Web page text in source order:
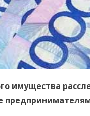
имущества